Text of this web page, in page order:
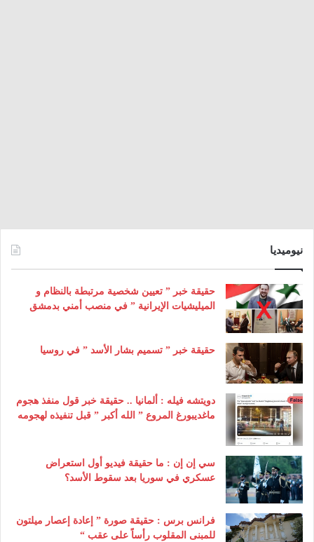
نيوميديا
حقيقة خبر ” تعيين شخصية مرتبطة بالنظام و
الميليشيات الإيرانية ” في منصب أمني بدمشق
حقيقة خبر ” تسميم بشار الأسد ” في روسيا
دويتشه فيله : ألمانيا .. حقيقة خبر قول منفذ هجوم
ماغديبورغ المروع ” الله أكبر ” قبل تنفيذه لهجومه
سي إن إن : ما حقيقة فيديو أول استعراض
عسكري في سوريا بعد سقوط الأسد؟
فرانس برس : حقيقة صورة ” إعادة إعصار ميلتون
للمبنى المقلوب رأساً على عقب “